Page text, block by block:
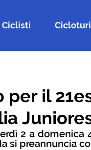
Ciclisti
il
2 a domenica
si preannuncia